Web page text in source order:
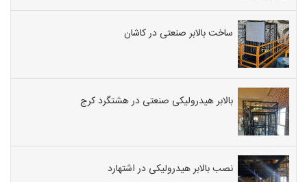
ساخت بالابر صنعتی در کاشان
بالابر هیدرولیکی صنعتی در هشتگرد کرج
نصب بالابر هیدرولیکی در اشتهارد